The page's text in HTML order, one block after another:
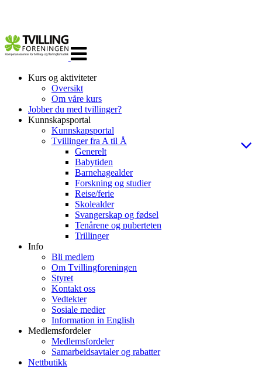
navigasjon
Kurs og aktiviteter
Oversikt
Om våre kurs
Jobber du med tvillinger?
Kunnskapsportal
Kunnskapsportal
Tvillinger fra A til Å
Generelt
Babytiden
Barnehagealder
Forskning og studier
Reise/ferie
Skolealder
Svangerskap og fødsel
Tenårene og puberteten
Trillinger
Info
Bli medlem
Om Tvillingforeningen
Styret
Kontakt oss
Vedtekter
Sosiale medier
Information in English
Medlemsfordeler
Medlemsfordeler
Samarbeidsavtaler og rabatter
Nettbutikk